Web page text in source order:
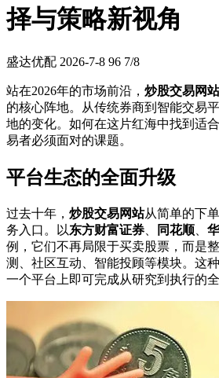
择与策略新视角
盛达优配 2026-7-8 96 7/8
站在2026年的市场前沿， 炒股交易网站
的核心阵地。从传统券商到智能交易
地的变化。如何在这片红海中找到适
易者必须面对的课题。
平台生态的全面升级
过去十年， 炒股交易网站从简单的下
务入口。以东方财富证券 同花顺
例，它们不再局限于买卖股票，而是
测、社区互动、智能投顾等模块。这
一个平台上即可完成从研究到执行的全